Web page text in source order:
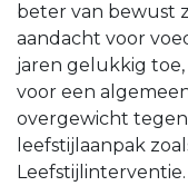
beter van bewust
aandacht voor
jaren gelukkig
voor een
overgewicht
leefstijlaanpak